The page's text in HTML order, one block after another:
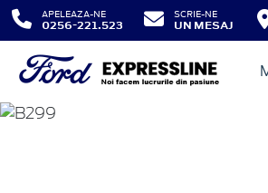
APELEAZA-NE
0256-221.523
SCRIE-NE
UN MESAJ
FIESTA